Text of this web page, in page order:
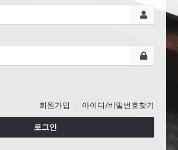
회원가입 아이디/비밀번호찾기
로그인